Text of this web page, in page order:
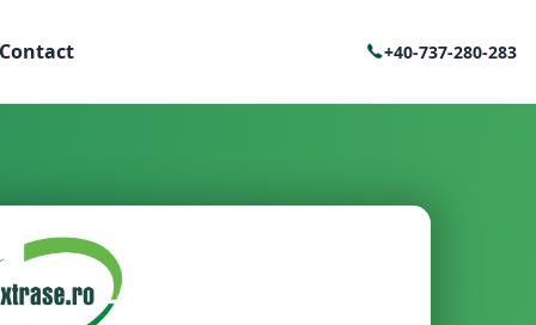
Contact +40-737-280-283